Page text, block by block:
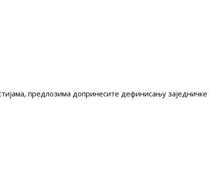
предлозима допринесите дефинисању заједничке